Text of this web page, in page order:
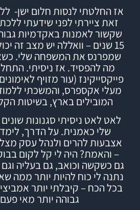
אז החלטתי לנסות חלום ישן-
זאת ציירתי לפני שידעתי
שקשור לאמנות באקדמיות
15 שנים – וואללה יש מצב זה
שמפרנס את המשפחה שלי.
מה להפסיד. אז ניסיתי.
פייקסייקינז (עור מזויף
מעלי אקספרס, והמשכתי
המובילים בארץ,בשיטות
לאט לאט ניסיתי סגנונות
אצבעות להרים ולנהל עסק
– והאמת? היה לי קל לקום
גם כשקשה וכואב, גם בעליה
נתנה לי כוח להיות יותר ממה
בכל הכח – קיבלתי יותר
גבוהה יותר מאי